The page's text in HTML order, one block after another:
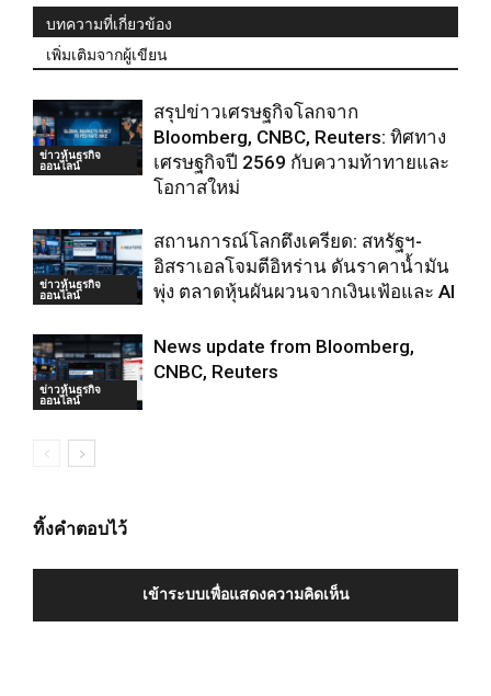
บทความที่เกี่ยวข้อง
เพิ่มเติมจากผู้เขียน
ข่าวหุ้นธุรกิจ
ออนไลน์
สรุปข่าวเศรษฐกิจโลกจาก
Bloomberg, CNBC, Reuters: ทิศทาง
เศรษฐกิจปี 2569 กับความท้าทายและ
โอกาสใหม่
ข่าวหุ้นธุรกิจ
ออนไลน์
สถานการณ์โลกตึงเครียด: สหรัฐฯ-
อิสราเอลโจมตีอิหร่าน ดันราคาน้ำมัน
พุ่ง ตลาดหุ้นผันผวนจากเงินเฟ้อและ AI
ข่าวหุ้นธุรกิจ
ออนไลน์
News update from Bloomberg,
CNBC, Reuters
ทิ้งคำตอบไว้
เข้าระบบเพื่อแสดงความคิดเห็น